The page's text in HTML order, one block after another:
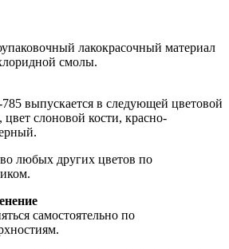
лакокрасочный материал
смолы.
выпускается в следующей цветовой
слоновой кости, красно-
любых других цветов по
самостоятельно по